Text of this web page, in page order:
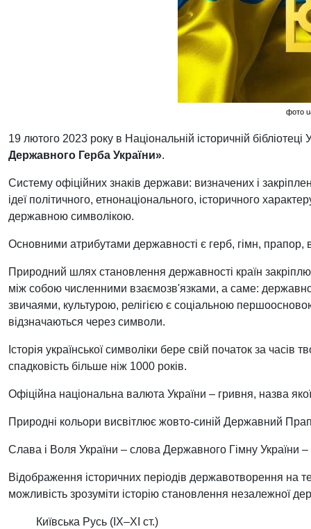
фото
19 лютого 2023 року в Національній історичній
Державного Герба України».
Систему офіційних знаків держави: визначених і
ідеї політичного, етнонаціонального, історичного
державною символікою.
Основними атрибутами державності є герб, гімн, прапор,
Природний шлях становлення державності країн
між собою численними взаємозв'язками, а саме:
звичаями, культурою, релігією є соціальною
відзначаються через символи.
Історія української символіки бере свій початок за часів
спадковість більше ніж 1000 років.
Офіційна національна валюта України – гривня, назва
Природні кольори висвітлює жовто-синій Державний
Слава і Воля України – слова Державного Гімну України –
Відображення історичних періодів державотворення на
можливість зрозуміти історію становлення незалежної
Київська Русь (ІХ–ХІ ст.)